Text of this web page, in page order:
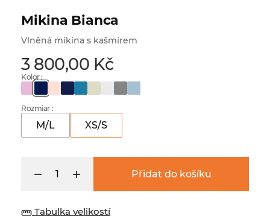
Mikina Bianca
Vlněná mikina s kašmírem
3 800,00 Kč
Kolor :
Rozmiar :
M/L XS/S
Přidat do košíku
straighten Tabulka velikostí